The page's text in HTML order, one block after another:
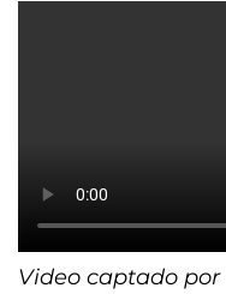
Video captado